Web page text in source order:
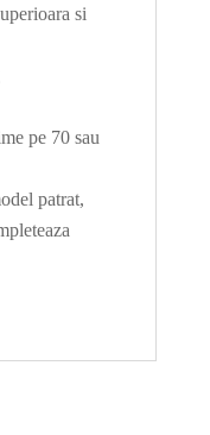
si
pe 70 sau
patrat,